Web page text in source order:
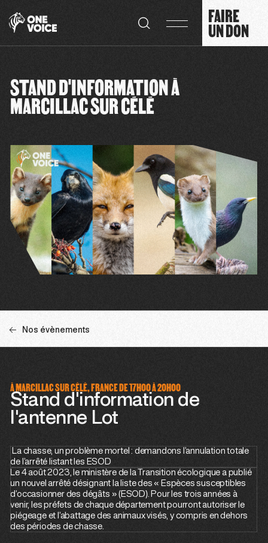
FAIRE
UN DON
STAND D'INFORMATION À
MARCILLAC SUR CÉLÉ
Nos évènements
À MARCILLAC SUR CÉLÉ, FRANCE DE 17H00 À 20H00
Stand d'information de
l'antenne Lot
La chasse, un problème mortel : demandons l’annulation totale
de l’arrêté listant les ESOD
Le 4 août 2023, le ministère de la Transition écologique a publié
un nouvel arrêté désignant la liste des « Espèces susceptibles
d’occasionner des dégâts » (ESOD). Pour les trois années à
venir, les préfets de chaque département pourront autoriser le
piégeage et l’abattage des animaux visés, y compris en dehors
des périodes de chasse.